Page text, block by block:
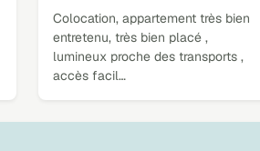
Colocation, appartement très bien
entretenu, très bien placé ,
lumineux proche des transports ,
accès facil…